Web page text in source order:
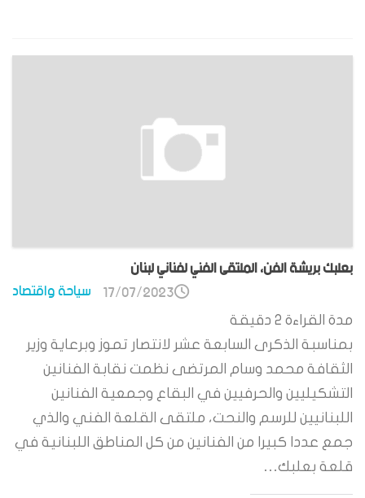
بعلبك بريشة الفن، الملتقى الفني لفناني لبنان
سياحة واقتصاد 17/07/2023
مدة القراءة 2 دقيقة
بمناسبة الذكرى السابعة عشر لانتصار تموز وبرعاية وزير
الثقافة محمد وسام المرتضى نظمت نقابة الفنانين
التشكيليين والحرفيين في البقاع وجمعية الفنانين
اللبنانيين للرسم والنحت، ملتقى القلعة الفني والذي
جمع عددا كبيرا من الفنانين من كل المناطق اللبنانية في
قلعة بعلبك…